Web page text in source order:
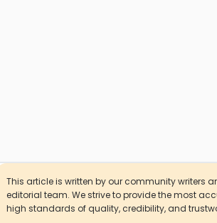
This article is written by our community writers
editorial team. We strive to provide the most
high standards of quality, credibility, and